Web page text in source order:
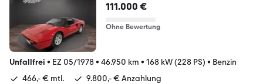
111.000 €
Ohne Bewertung
Unfallfrei • EZ 05/1978• 46.950 km • 168 kW (228 PS) • Benzin
466,- € mtl.
9.800,- € Anzahlung